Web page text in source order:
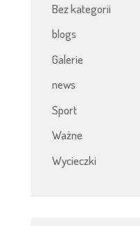
Bez kategorii
blogs
Galerie
news
Sport
Ważne
Wycieczki